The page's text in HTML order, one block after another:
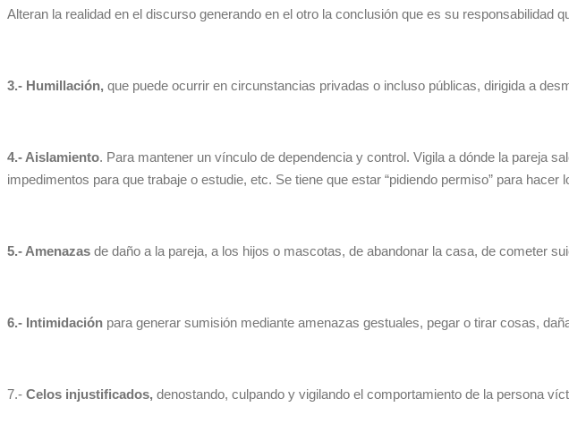
Alteran la realidad en el discurso generando en el otro la conclusión que es su responsabilidad
3.- Humillación, que puede ocurrir en circunstancias privadas o incluso públicas, dirigida a
4.- Aislamiento. Para mantener un vínculo de dependencia y control. Vigila a dónde la pareja
impedimentos para que trabaje o estudie, etc. Se tiene que estar “pidiendo permiso” para
5.- Amenazas de daño a la pareja, a los hijos o mascotas, de abandonar la casa, de cometer
6.- Intimidación para generar sumisión mediante amenazas gestuales, pegar o tirar cosas,
7.- Celos injustificados, denostando, culpando y vigilando el comportamiento de la persona